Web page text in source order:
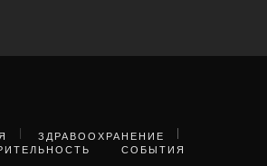
ЗДРАВООХРАНЕНИЕ
СОБЫТИЯ